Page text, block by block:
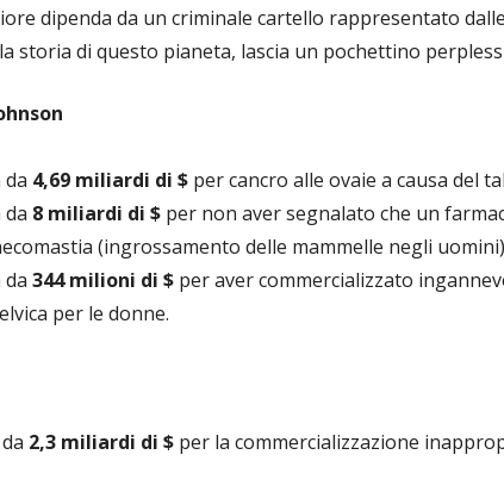
dipenda da un criminale cartello rappresentato
storia di questo pianeta, lascia un pochettino
da 4,69 miliardi di $ per cancro alle ovaie a causa del
da 8 miliardi di $ per non aver segnalato che un
(ingrossamento delle mammelle negli
da 344 milioni di $ per aver commercializzato
per le donne.
2,3 miliardi di $ per la commercializzazione